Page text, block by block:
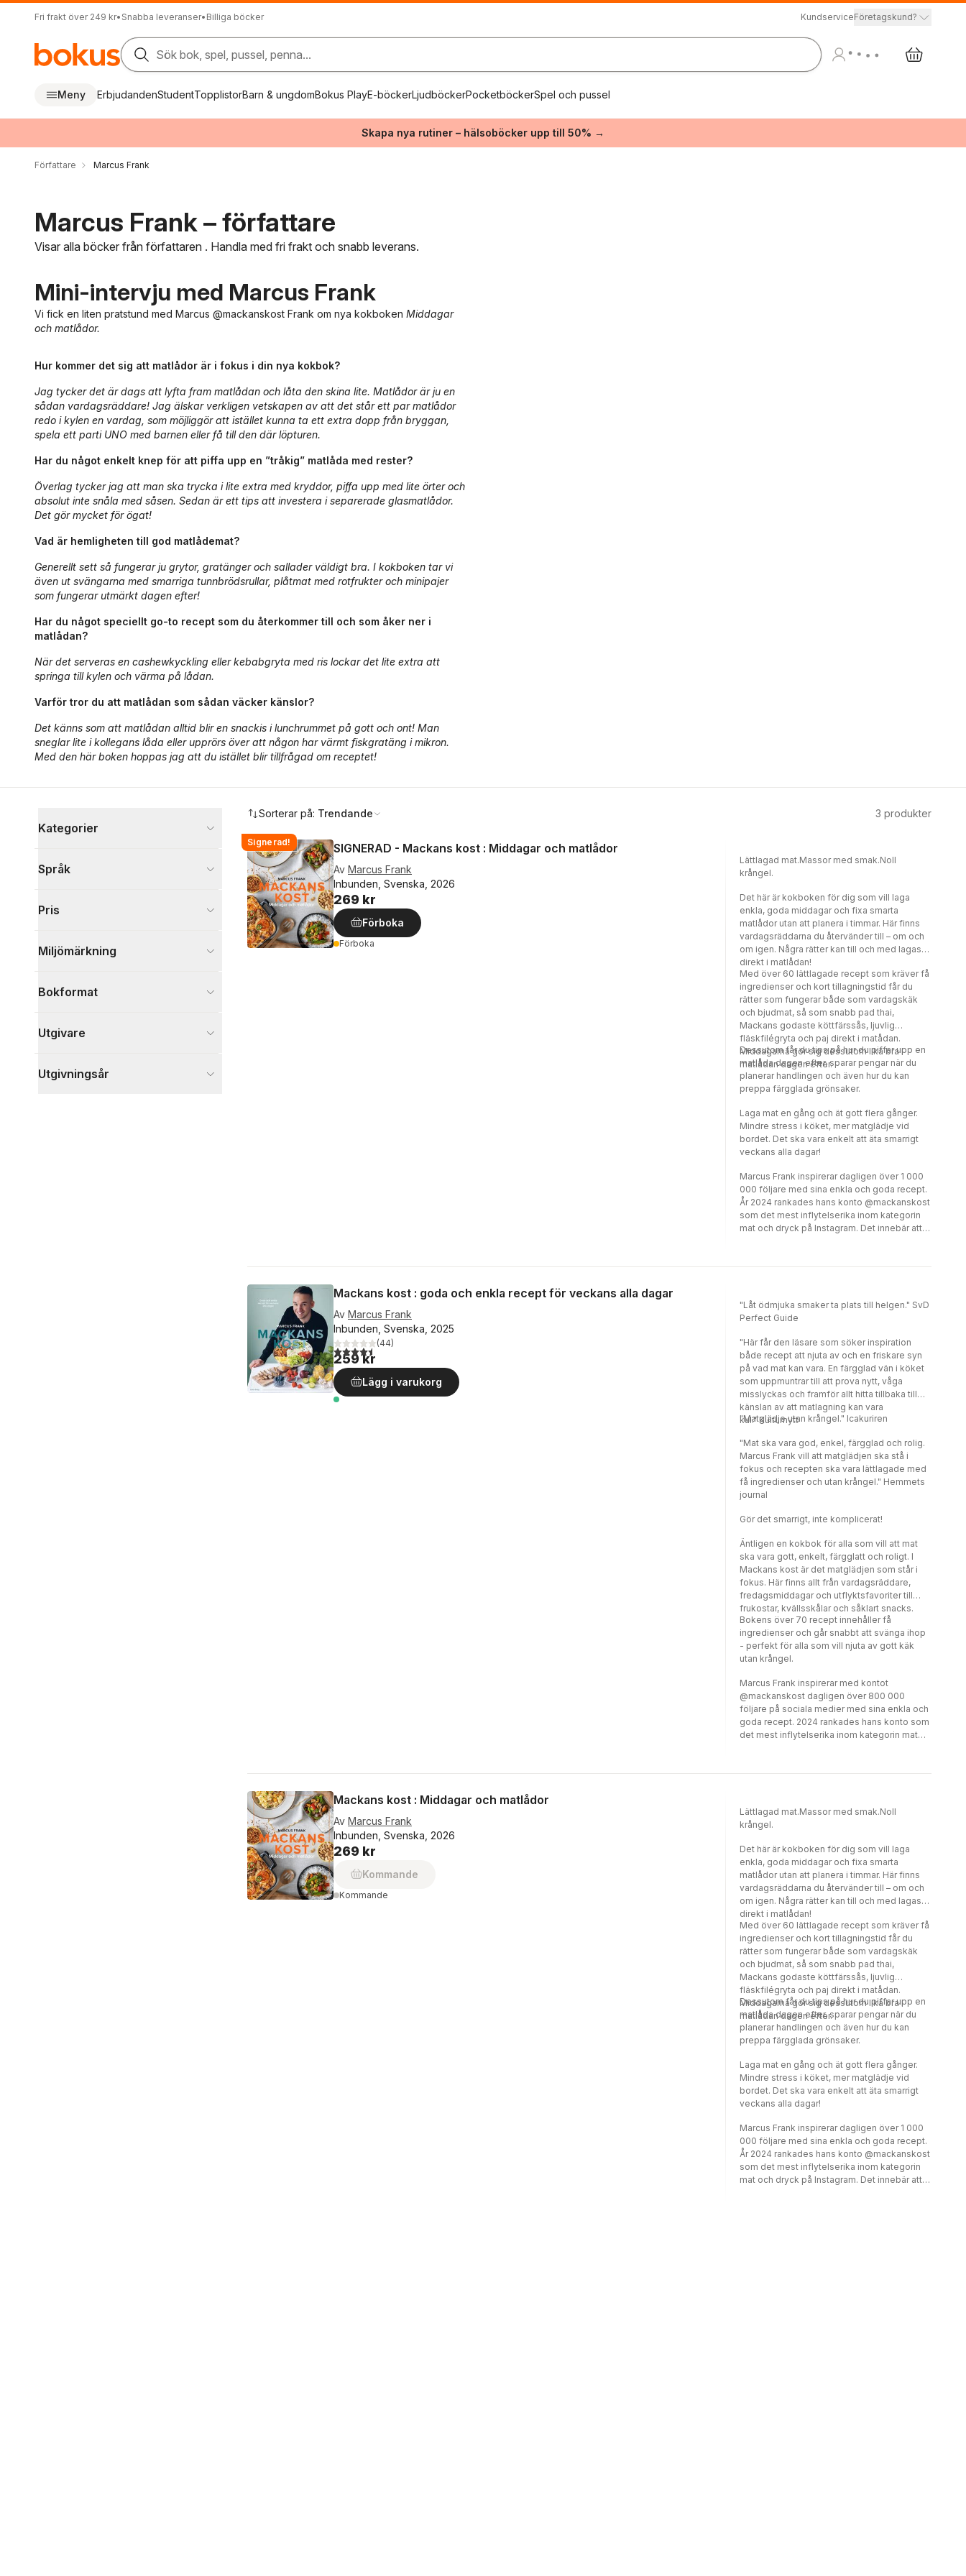
Fri frakt över 249 kr• Snabba leveranser• Billiga böcker KundserviceFöretagskund?
Sök bok, spel, pussel, penna...
Meny ErbjudandenStudentTopplistorBarn & ungdomBokus PlayE-böckerLjudböckerPocketböckerSpel och pussel
Skapa nya rutiner – hälsoböcker upp till 50% →
Författare Marcus Frank
Marcus Frank – författare
Visar alla böcker från författaren . Handla med fri frakt och snabb leverans.
Mini-intervju med Marcus Frank
Vi fick en liten pratstund med Marcus @mackanskost Frank om nya kokboken Middagar
och matlådor.
Hur kommer det sig att matlådor är i fokus i din nya kokbok?
Jag tycker det är dags att lyfta fram matlådan och låta den skina lite. Matlådor är ju en
sådan vardagsräddare! Jag älskar verkligen vetskapen av att det står ett par matlådor
redo i kylen en vardag, som möjliggör att istället kunna ta ett extra dopp från bryggan,
spela ett parti UNO med barnen eller få till den där löpturen.
Har du något enkelt knep för att piffa upp en ”tråkig” matlåda med rester?
Överlag tycker jag att man ska trycka i lite extra med kryddor, piffa upp med lite örter och
absolut inte snåla med såsen. Sedan är ett tips att investera i separerade glasmatlådor.
Det gör mycket för ögat!
Vad är hemligheten till god matlådemat?
Generellt sett så fungerar ju grytor, gratänger och sallader väldigt bra. I kokboken tar vi
även ut svängarna med smarriga tunnbrödsrullar, plåtmat med rotfrukter och minipajer
som fungerar utmärkt dagen efter!
Har du något speciellt go-to recept som du återkommer till och som åker ner i
matlådan?
När det serveras en cashewkyckling eller kebabgryta med ris lockar det lite extra att
springa till kylen och värma på lådan.
Varför tror du att matlådan som sådan väcker känslor?
Det känns som att matlådan alltid blir en snackis i lunchrummet på gott och ont! Man
sneglar lite i kollegans låda eller upprörs över att någon har värmt fiskgratäng i mikron.
Med den här boken hoppas jag att du istället blir tillfrågad om receptet!
Kategorier
Visa fler
Språk
Pris
Miljömärkning
Bokformat
Utgivare
Utgivningsår
Sorterar på: Trendande 3 produkter
Signerad! SIGNERAD - Mackans kost : Middagar och matlådor
Av Marcus Frank
Inbunden, Svenska, 2026
269 kr
Förboka
Förboka
Lättlagad mat.Massor med smak.Noll
krångel.
Det här är kokboken för dig som vill laga
enkla, goda middagar och fixa smarta
matlådor utan att planera i timmar. Här finns
vardagsräddarna du återvänder till – om och
om igen. Några rätter kan till och med lagas
direkt i matlådan!
Med över 60 lättlagade recept som kräver få
ingredienser och kort tillagningstid får du
rätter som fungerar både som vardagskäk
och bjudmat, så som snabb pad thai,
Mackans godaste köttfärssås, ljuvlig
fläskfilégryta och paj direkt i matådan.
Middagarna gör sig dessutom lika bra i
matlådan dagen efter.
Dessutom får du tips på hur du piffar upp en
matlåda dagen efter, sparar pengar när du
planerar handlingen och även hur du kan
preppa färgglada grönsaker.
Laga mat en gång och ät gott flera gånger.
Mindre stress i köket, mer matglädje vid
bordet. Det ska vara enkelt att äta smarrigt
veckans alla dagar!
Marcus Frank inspirerar dagligen över 1 000
000 följare med sina enkla och goda recept.
År 2024 rankades hans konto @mackanskost
som det mest inflytelserika inom kategorin
mat och dryck på Instagram. Det innebär att
2025 vann han Adlibrispriset för årets
Mackans kost : goda och enkla recept för veckans alla dagar
Av Marcus Frank
Inbunden, Svenska, 2025
4,5utav 5 stjärnor. Totalt antal röster:
(44)
259 kr
Lägg i varukorg
"Låt ödmjuka smaker ta plats till helgen." SvD
Perfect Guide
"Här får den läsare som söker inspiration
både recept att njuta av och en friskare syn
på vad mat kan vara. En färgglad vän i köket
som uppmuntrar till att prova nytt, våga
misslyckas och framför allt hitta tillbaka till
känslan av att matlagning kan vara
kul." Kulturnytt
"Matglädje utan krångel." Icakuriren
"Mat ska vara god, enkel, färgglad och rolig.
Marcus Frank vill att matglädjen ska stå i
fokus och recepten ska vara lättlagade med
få ingredienser och utan krångel." Hemmets
journal
Gör det smarrigt, inte komplicerat!
Äntligen en kokbok för alla som vill att mat
ska vara gott, enkelt, färgglatt och roligt. I
Mackans kost är det matglädjen som står i
fokus. Här finns allt från vardagsräddare,
fredagsmiddagar och utflyktsfavoriter till
frukostar, kvällsskålar och såklart snacks.
Bokens över 70 recept innehåller få
ingredienser och går snabbt att svänga ihop
- perfekt för alla som vill njuta av gott käk
utan krångel.
Marcus Frank inspirerar med kontot
@mackanskost dagligen över 800 000
följare på sociala medier med sina enkla och
goda recept. 2024 rankades hans konto som
det mest inflytelserika inom kategorin mat
engagerar flest personer i Sverige.
Mackans kost : Middagar och matlådor
Av Marcus Frank
Inbunden, Svenska, 2026
269 kr
Kommande
Kommande
Lättlagad mat.Massor med smak.Noll
krångel.
Det här är kokboken för dig som vill laga
enkla, goda middagar och fixa smarta
matlådor utan att planera i timmar. Här finns
vardagsräddarna du återvänder till – om och
om igen. Några rätter kan till och med lagas
direkt i matlådan!
Med över 60 lättlagade recept som kräver få
ingredienser och kort tillagningstid får du
rätter som fungerar både som vardagskäk
och bjudmat, så som snabb pad thai,
Mackans godaste köttfärssås, ljuvlig
fläskfilégryta och paj direkt i matådan.
Middagarna gör sig dessutom lika bra i
matlådan dagen efter.
Dessutom får du tips på hur du piffar upp en
matlåda dagen efter, sparar pengar när du
planerar handlingen och även hur du kan
preppa färgglada grönsaker.
Laga mat en gång och ät gott flera gånger.
Mindre stress i köket, mer matglädje vid
bordet. Det ska vara enkelt att äta smarrigt
veckans alla dagar!
Marcus Frank inspirerar dagligen över 1 000
000 följare med sina enkla och goda recept.
År 2024 rankades hans konto @mackanskost
som det mest inflytelserika inom kategorin
mat och dryck på Instagram. Det innebär att